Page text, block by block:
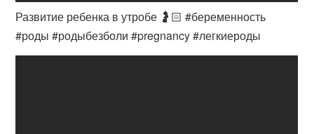
Развитие ребенка в утробе 🤰🏻 #беременность
#роды #родыбезболи #pregnancy #легкиероды